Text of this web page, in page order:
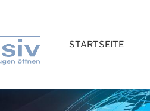
STARTSEITE